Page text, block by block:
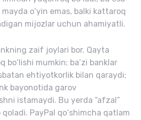
o‘yin emas, balki kattaroq
mijozlar uchun ahamiyatli.
zaif joylari bor. Qayta
bo‘lishi mumkin; ba’zi banklar
ehtiyotkorlik bilan qaraydi;
bayonotida garov
istamaydi. Bu yerda “afzal”
qoladi. PayPal qo‘shimcha qatlam